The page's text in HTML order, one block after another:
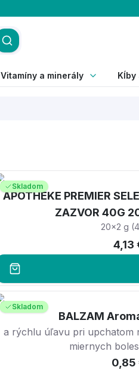
Vitamíny a minerály Kĺby
Skladom
APOTHEKE PREMIER
ZAZVOR 40G
20x2 g
4,13
Skladom
BALZAM
a rýchlu úľavu pri upchatom
miernych
0,85